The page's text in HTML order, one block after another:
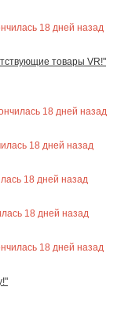
18 дней назад
товары VR!"
18 дней назад
18 дней назад
18 дней назад
18 дней назад
18 дней назад